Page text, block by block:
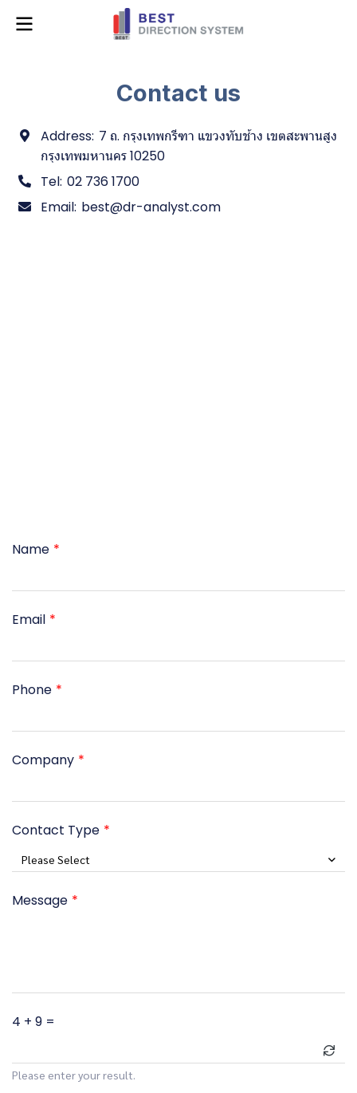
Contact us
Address: 7 ถ. กรุงเทพกรีฑา แขวงทับช้าง เขตสะพานสูง
กรุงเทพมหานคร 10250
Tel: 02 736 1700
Email: best@dr-analyst.com
Name
Email
Phone
Company
Contact Type
Please Select
Message
4 + 9 =
Please enter your result.